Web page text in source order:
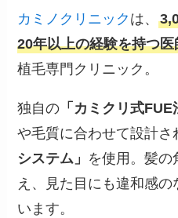
カミノクリニック は、
20年以上の経験を持つ
植毛専門クリニック。
独自の 「カミクリ式FUE
や毛質に合わせて設計さ
システム」 を使用。髪の
え、見た目にも違和感
います。